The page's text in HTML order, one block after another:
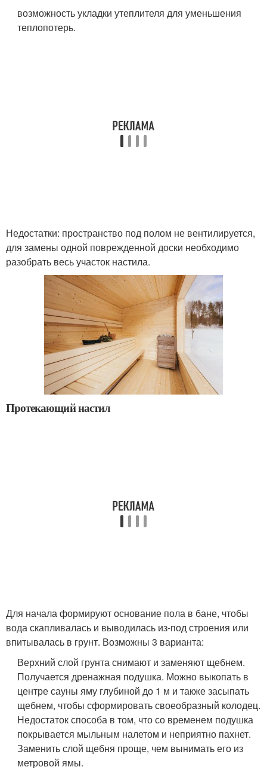
возможность укладки утеплителя для уменьшения
теплопотерь.
Недостатки: пространство под полом не вентилируется,
для замены одной поврежденной доски необходимо
разобрать весь участок настила.
Протекающий настил
Для начала формируют основание пола в бане, чтобы
вода скапливалась и выводилась из-под строения или
впитывалась в грунт. Возможны 3 варианта:
Верхний слой грунта снимают и заменяют щебнем.
Получается дренажная подушка. Можно выкопать в
центре сауны яму глубиной до 1 м и также засыпать
щебнем, чтобы сформировать своеобразный колодец.
Недостаток способа в том, что со временем подушка
покрывается мыльным налетом и неприятно пахнет.
Заменить слой щебня проще, чем вынимать его из
метровой ямы.